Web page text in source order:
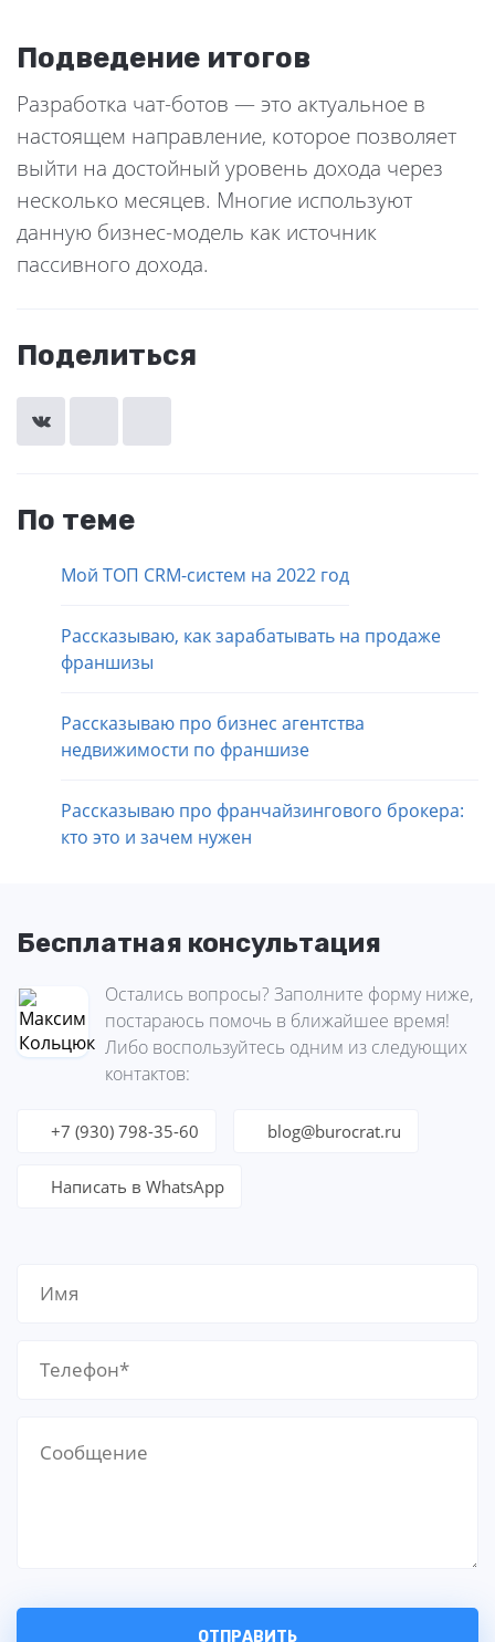
Подведение итогов
Разработка чат-ботов — это актуальное в
настоящем направление, которое позволяет
выйти на достойный уровень дохода через
несколько месяцев. Многие используют
данную бизнес-модель как источник
пассивного дохода.
Поделиться
По теме
Мой ТОП CRM-систем на 2022 год
Рассказываю, как зарабатывать на продаже
франшизы
Рассказываю про бизнес агентства
недвижимости по франшизе
Рассказываю про франчайзингового брокера:
кто это и зачем нужен
Бесплатная консультация
Остались вопросы? Заполните форму ниже,
постараюсь помочь в ближайшее время!
Либо воспользуйтесь одним из следующих
контактов:
+7 (930) 798-35-60 blog@burocrat.ru
Написать в WhatsApp